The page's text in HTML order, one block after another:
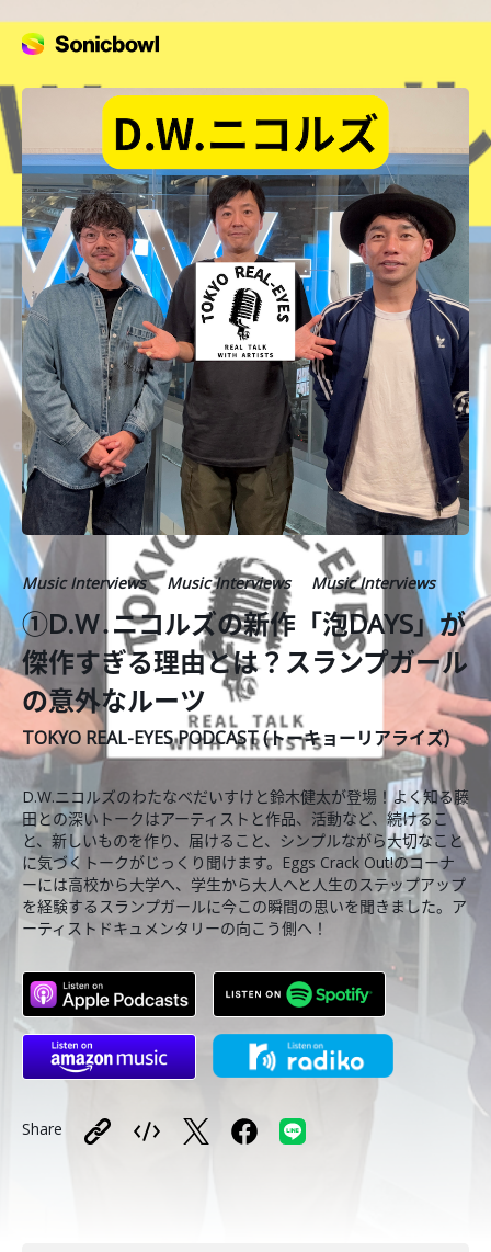
Music Interviews Music Interviews Music Interviews
①D.W․ニコルズの新作「泡DAYS」が
傑作すぎる理由とは？スランプガール
の意外なルーツ
TOKYO REAL-EYES PODCAST (トーキョーリアライズ)
D.W.ニコルズのわたなべだいすけと鈴木健太が登場！よく知る藤
田との深いトークはアーティストと作品、活動など、続けるこ
と、新しいものを作り、届けること、シンプルながら大切なこと
に気づくトークがじっくり聞けます。Eggs Crack Out!のコーナ
ーには高校から大学へ、学生から大人へと人生のステップアップ
を経験するスランプガールに今この瞬間の思いを聞きました。ア
ーティストドキュメンタリーの向こう側へ！
Share